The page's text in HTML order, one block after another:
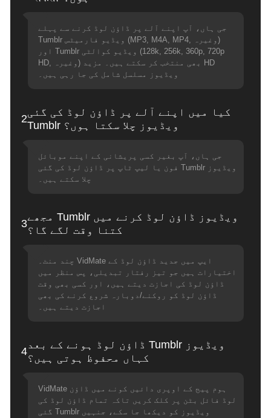
جی ہاں، آپ اپنے آلے پر ڈاؤن لوڈ کرنے سے پہلے
Tumblr ویڈیو فارمیٹس (MP3, M4A, MP4, وغیرہ)
اور Tumblr ویڈیو کوالٹی (128k, 256k, 360p, 720p
HD, وغیرہ) بھی منتخب کر سکتے ہیں۔ مزید HD
ویڈیوز مسلسل شامل کی جا رہی ہیں۔
2
کیا میں اپنے آلے پر ڈاؤن لوڈ کی گئی
Tumblr ویڈیوز چلا سکتا ہوں؟
جی ہاں، آپ بغیر کسی پریشانی کے اپنے موبائل
فون یا لیپ ٹاپ پر ڈاؤن لوڈ کی گئی Tumblr ویڈیوز
چلا سکتے ہیں۔
3
مجھے Tumblr ویڈیوز ڈاؤن لوڈ کرنے میں
کتنا وقت لگے گا؟
چند منٹ۔ VidMate ایپ میں جدید ڈاؤن لوڈ کے
اختیارات ہیں جو تیز رفتار تبدیلی، پس منظر میں
ڈاؤن لوڈ کی اجازت دیتے ہیں، اور کسی بھی وقت
ڈاؤن لوڈ کو روکنے/دوبارہ شروع کرنے کی بھی
اجازت دیتے ہیں۔
4
ڈاؤن لوڈ ہونے کے بعد Tumblr ویڈیوز
کہاں محفوظ ہوتی ہیں؟
VidMate ہوم پیج کے اوپری دائیں کونے میں ڈاؤن
لوڈ فائل بٹن پر کلک کریں تاکہ تمام ڈاؤن لوڈ کی
گئی Tumblr ویڈیوز کو دیکھا جا سکے، جنہیں